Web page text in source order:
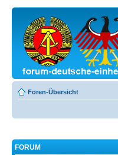
Foren-Übersicht
FORUM